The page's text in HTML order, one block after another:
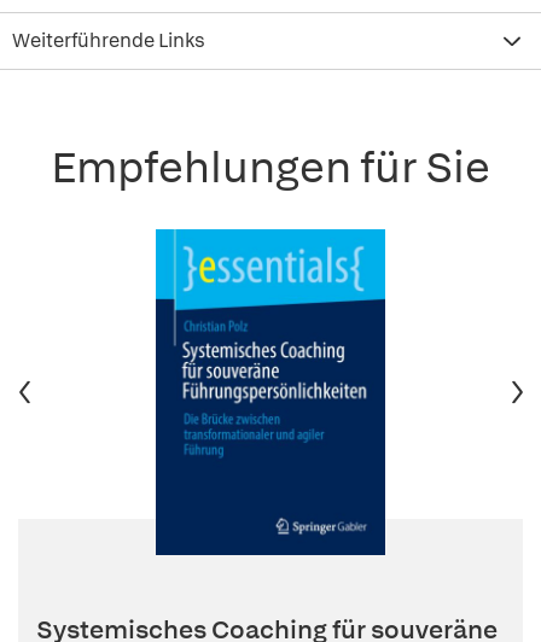
Weiterführende Links
Empfehlungen für Sie
Systemisches Coaching für souveräne